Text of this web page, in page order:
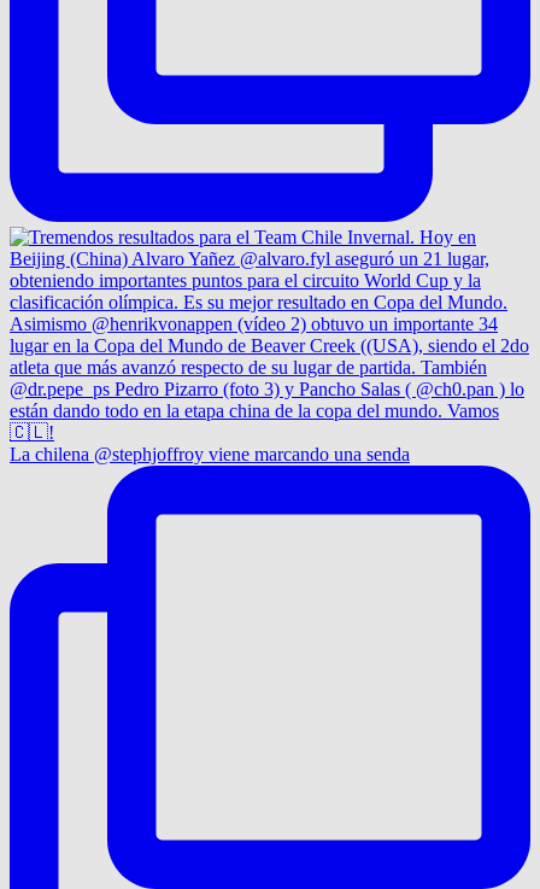
La chilena @stephjoffroy viene marcando una senda